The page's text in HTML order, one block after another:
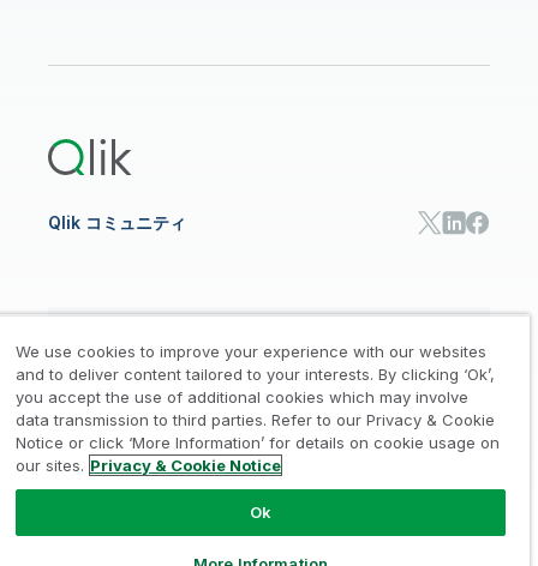
Qlik Cloud Analytics
Qlik コミュニティ
法的規約 / プライバシーとクッキー通知 / 商標 /
Trust / 利用規約 / 個人情報取り扱い申請
© 1993-2026 QlikTech International
AB, All Rights Reserved
We use cookies to improve your experience with our websites
and to deliver content tailored to your interests. By clicking ‘Ok’,
you accept the use of additional cookies which may involve
data transmission to third parties. Refer to our Privacy & Cookie
Notice or click ‘More Information’ for details on cookie usage on
our sites. Privacy & Cookie Notice
Ok